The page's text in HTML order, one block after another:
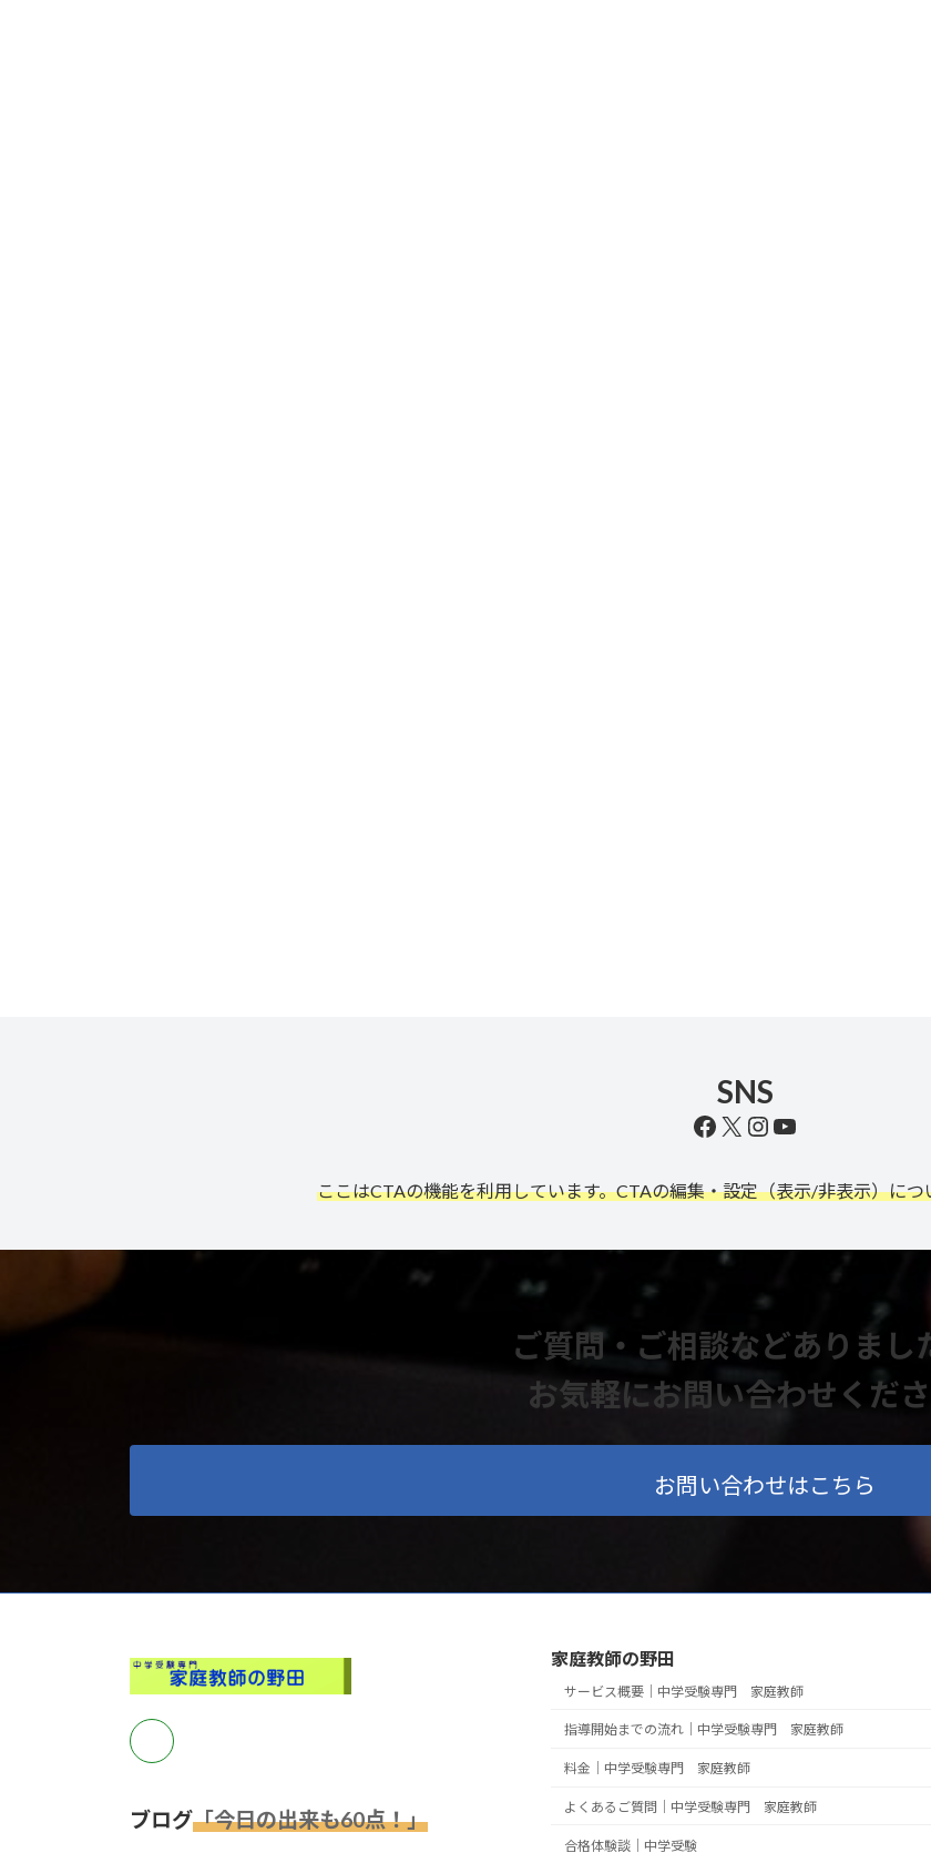
SNS
Facebook
X Instagram
YouTube
ここはCTAの機能を利用しています。CTAの編集・設定（表示/非表示）につ
ご質問・ご相談などありまし
お気軽にお問い合わせくだ
お問い合わせはこちら
ブログ「今日の出来も60点！」
家庭教師の野田
サービス概要｜中学受験専門 家庭教師
指導開始までの流れ｜中学受験専門 家庭教師
料金｜中学受験専門 家庭教師
よくあるご質問｜中学受験専門 家庭教師
合格体験談｜中学受験